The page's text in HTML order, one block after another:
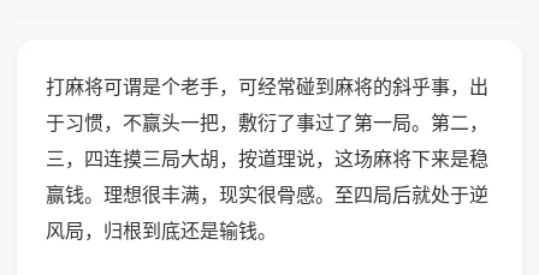
打麻将可谓是个老手，可经常碰到麻将的斜乎事，出
于习惯，不赢头一把，敷衍了事过了第一局。第二，
三，四连摸三局大胡，按道理说，这场麻将下来是稳
赢钱。理想很丰满，现实很骨感。至四局后就处于逆
风局，归根到底还是输钱。